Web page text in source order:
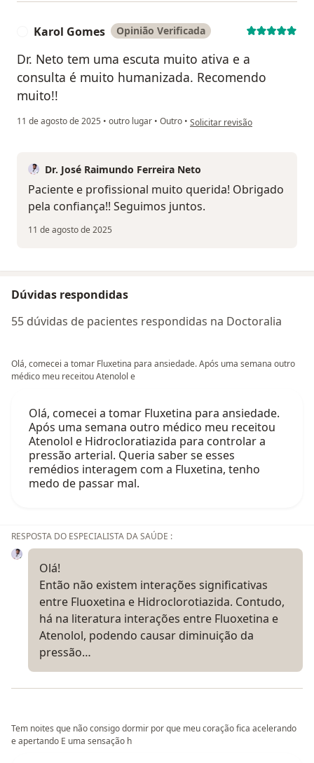
Karol Gomes Opinião Verificada
Dr. Neto tem uma escuta muito ativa e a
consulta é muito humanizada. Recomendo
muito!!
11 de agosto de 2025 • outro lugar • Outro • na opinião do utilizador Karol
Solicitar revisão
Dr. José Raimundo Ferreira Neto
Paciente e profissional muito querida! Obrigado
pela confiança!! Seguimos juntos.
11 de agosto de 2025
Dúvidas respondidas
55 dúvidas de pacientes respondidas na Doctoralia
Olá, comecei a tomar Fluxetina para ansiedade. Após uma semana outro
médico meu receitou Atenolol e
Olá, comecei a tomar Fluxetina para ansiedade.
Após uma semana outro médico meu receitou
Atenolol e Hidrocloratiazida para controlar a
pressão arterial. Queria saber se esses
remédios interagem com a Fluxetina, tenho
medo de passar mal.
RESPOSTA DO ESPECIALISTA DA SAÚDE :
Olá!
Então não existem interações significativas
entre Fluoxetina e Hidroclorotiazida. Contudo,
há na literatura interações entre Fluoxetina e
Atenolol, podendo causar diminuição da
pressão…
Tem noites que não consigo dormir por que meu coração fica acelerando
e apertando E uma sensação h